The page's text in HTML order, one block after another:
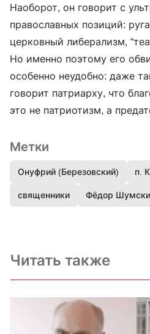
Наоборот, он говорит с
православных позиций:
церковный либерализм,
Но именно поэтому его
особенно неудобно: даже
говорит патриарху, что
это не патриотизм, а
Метки
Онуфрий (Березовский) п.
священники Фёдор
Читать также